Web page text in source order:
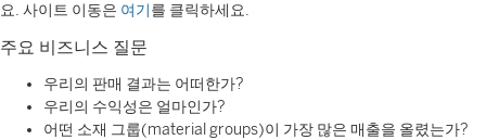
요. 사이트 이동은 여기를 클릭하세요.
주요 비즈니스 질문
우리의 판매 결과는 어떠한가?
우리의 수익성은 얼마인가?
어떤 소재 그룹(material groups)이 가장 많은 매출을 올렸는가?